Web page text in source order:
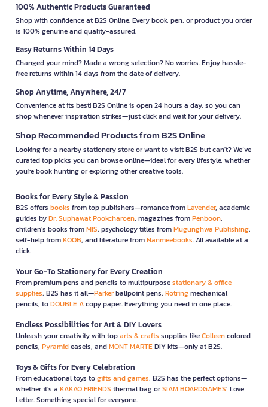
100% Authentic Products Guaranteed
Shop with confidence at B2S Online. Every book, pen, or product you order
is 100% genuine and quality-assured.
Easy Returns Within 14 Days
Changed your mind? Made a wrong selection? No worries. Enjoy hassle-
free returns within 14 days from the date of delivery.
Shop Anytime, Anywhere, 24/7
Convenience at its best! B2S Online is open 24 hours a day, so you can
shop whenever inspiration strikes—just click and wait for your delivery.
Shop Recommended Products from B2S Online
Looking for a nearby stationery store or want to visit B2S but can't? We’ve
curated top picks you can browse online—ideal for every lifestyle, whether
you're book hunting or exploring other creative tools.
Books for Every Style & Passion
B2S offers books from top publishers—romance fromLavender, academic
guides byDr. Suphawat Pookcharoen, magazines fromPenboon,
children’s books fromMIS, psychology titles fromMugunghwa Publishing,
self-help fromKOOB, and literature fromNanmeebooks. All available at a
click.
Your Go-To Stationery for Every Creation
From premium pens and pencils to multipurposestationary & office
supplies, B2S has it all—Parkerballpoint pens, Rotringmechanical
pencils, toDOUBLE Acopy paper. Everything you need in one place.
Endless Possibilities for Art & DIY Lovers
Unleash your creativity with toparts & crafts supplies likeColleencolored
pencils, Pyramideasels, andMONT MARTEDIY kits—only at B2S.
Toys & Gifts for Every Celebration
From educational toys togifts and games, B2S has the perfect options—
whether it’s a KAKAO FRIENDS thermal bag orSIAM BOARDGAMES’ Love
Letter. Something special for everyone.